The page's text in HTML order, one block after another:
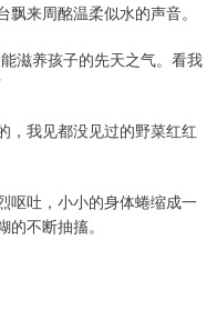
来周酩温柔似水的声音。
滋养孩子的先天之气。看我
，我见都没见过的野菜红红
呕吐，小小的身体蜷缩成一
不断抽搐。